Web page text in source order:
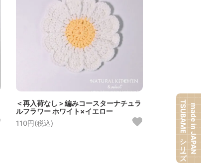
＜再入荷なし＞編みコースターナチュラ
ルフラワー ホワイト×イエロー
110円(税込)
made in JAPAN
TSUBAMEシリーズ